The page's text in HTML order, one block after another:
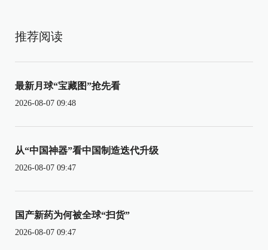
推荐阅读
最新月球“宝藏图”抢先看
2026-08-07 09:48
从“中国神器”看中国制造迭代升级
2026-08-07 09:47
国产新药为何被全球“扫货”
2026-08-07 09:47